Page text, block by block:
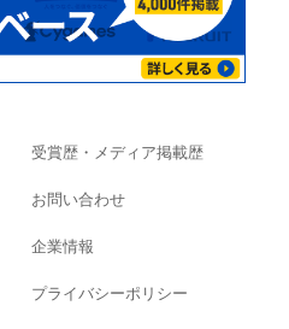
受賞歴・メディア掲載歴
お問い合わせ
企業情報
プライバシーポリシー